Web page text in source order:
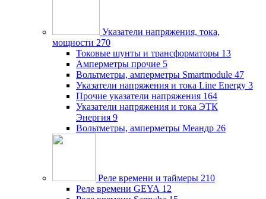
Указатели напряжения, тока,
мощности 270
Токовые шунты и трансформаторы 13
Амперметры прочие 5
Вольтметры, амперметры Smartmodule 47
Указатели напряжения и тока Line Energy 3
Прочие указатели напряжения 164
Указатели напряжения и тока ЭТК
Энергия 9
Вольтметры, амперметры Меандр 26
Реле времени и таймеры 210
Реле времени GEYA 12